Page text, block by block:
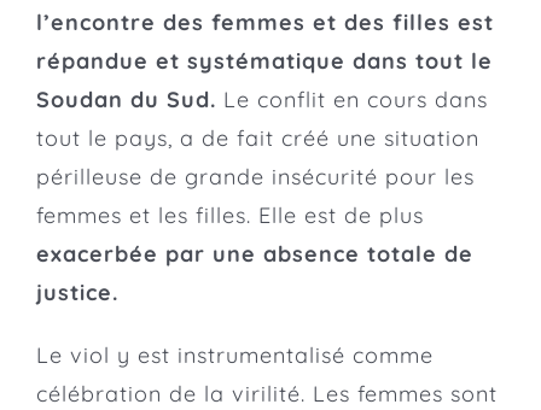
l’encontre des femmes et des filles est
répandue et systématique dans tout le
Soudan du Sud. Le conflit en cours dans
tout le pays, a de fait créé une situation
périlleuse de grande insécurité pour les
femmes et les filles. Elle est de plus
exacerbée par une absence totale de
justice.
Le viol y est instrumentalisé comme
célébration de la virilité. Les femmes sont